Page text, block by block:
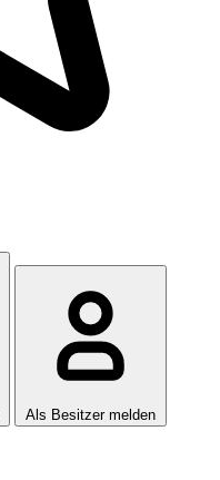
Als Besitzer melden